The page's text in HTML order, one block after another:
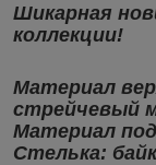
Шикарная
коллекции!
Материал
стрейчевый
Материал
Стелька: